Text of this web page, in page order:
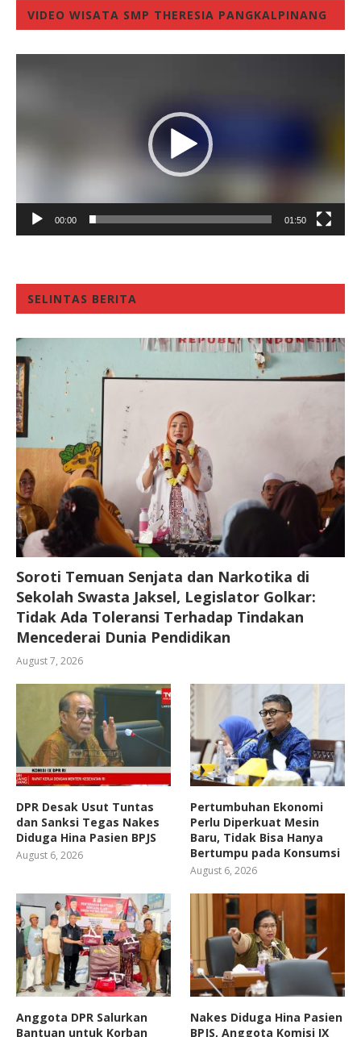
VIDEO WISATA SMP THERESIA PANGKALPINANG
00:00 01:50
SELINTAS BERITA
Soroti Temuan Senjata dan Narkotika di
Sekolah Swasta Jaksel, Legislator Golkar:
Tidak Ada Toleransi Terhadap Tindakan
Mencederai Dunia Pendidikan
August 7, 2026
DPR Desak Usut Tuntas
dan Sanksi Tegas Nakes
Diduga Hina Pasien BPJS
August 6, 2026
Pertumbuhan Ekonomi
Perlu Diperkuat Mesin
Baru, Tidak Bisa Hanya
Bertumpu pada Konsumsi
August 6, 2026
Anggota DPR Salurkan
Bantuan untuk Korban
Nakes Diduga Hina Pasien
BPJS, Anggota Komisi IX